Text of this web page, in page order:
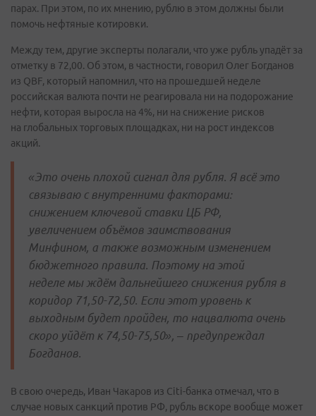
парах. При этом, по их мнению, рублю в этом должны были
помочь нефтяные котировки.
Между тем, другие эксперты полагали, что уже рубль упадёт за
отметку в 72,00. Об этом, в частности, говорил Олег Богданов
из QBF, который напомнил, что на прошедшей неделе
российская валюта почти не реагировала ни на подорожание
нефти, которая выросла на 4%, ни на снижение рисков
на глобальных торговых площадках, ни на рост индексов
акций.
«Это очень плохой сигнал для рубля. Я всё это
связываю с внутренними факторами:
снижением ключевой ставки ЦБ РФ,
увеличением объёмов заимствования
Минфином, а также возможным изменением
бюджетного правила. Поэтому на этой
неделе мы ждём дальнейшего снижения рубля в
коридор 71,50-72,50. Если этот уровень к
выходным будет пройден, то нацвалюта очень
скоро уйдёт к 74,50-75,50», – предупреждал
Богданов.
В свою очередь, Иван Чакаров из Citi-банка отмечал, что в
случае новых санкций против РФ, рубль вскоре вообще может